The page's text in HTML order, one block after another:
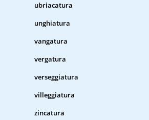
ubriacatura
unghiatura
vangatura
vergatura
verseggiatura
villeggiatura
zincatura